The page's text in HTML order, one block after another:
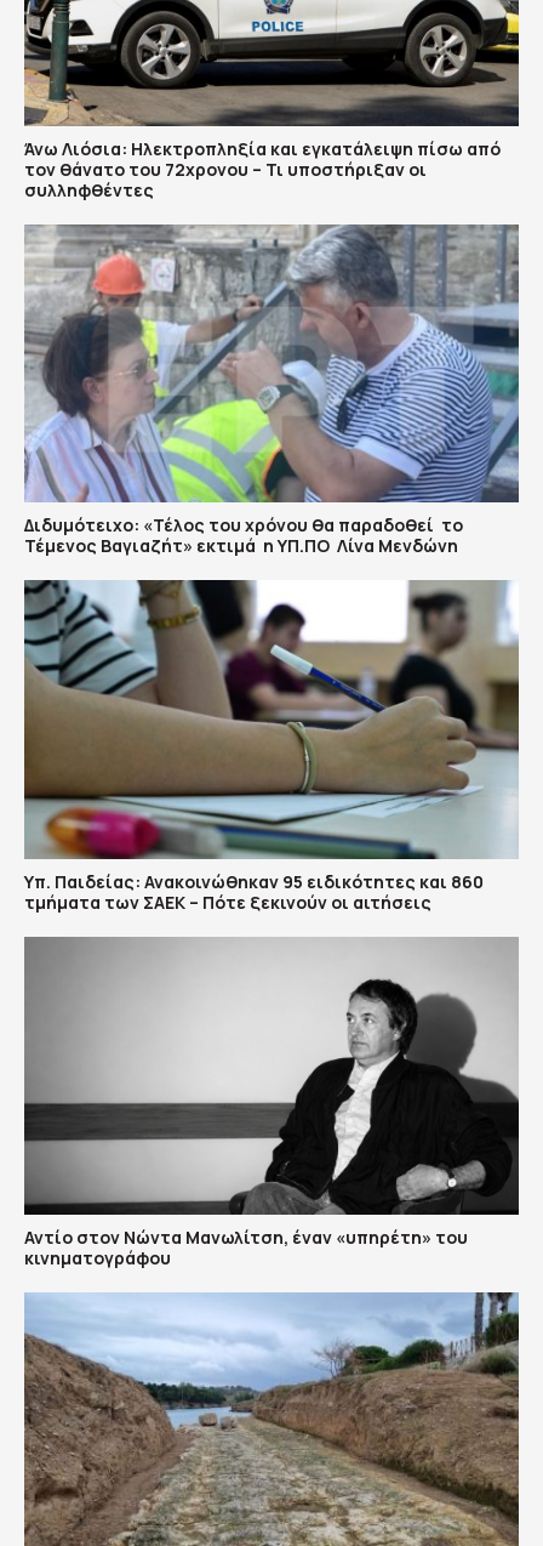
Άνω Λιόσια: Ηλεκτροπληξία και εγκατάλειψη πίσω από
τον θάνατο του 72χρονου – Τι υποστήριξαν οι
συλληφθέντες
Διδυμότειχο: «Τέλος του χρόνου θα παραδοθεί το
Τέμενος Βαγιαζήτ» εκτιμά η ΥΠ.ΠΟ Λίνα Μενδώνη
Υπ. Παιδείας: Ανακοινώθηκαν 95 ειδικότητες και 860
τμήματα των ΣΑΕΚ – Πότε ξεκινούν οι αιτήσεις
Αντίο στον Νώντα Μανωλίτση, έναν «υπηρέτη» του
κινηματογράφου